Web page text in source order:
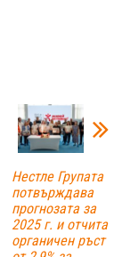
Нестле Групата
потвърждава
прогнозата за
2025 г. и отчита
органичен ръст